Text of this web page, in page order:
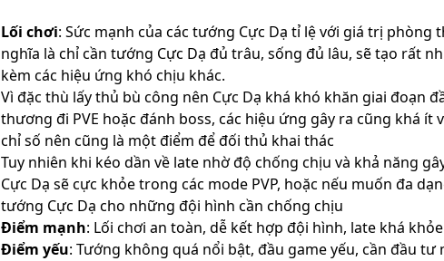
Lối chơi: Sức mạnh của các tướng Cực Dạ tỉ lệ với giá trị phòng
nghĩa là chỉ cần tướng Cực Dạ đủ trâu, sống đủ lâu, sẽ tạo rất
kèm các hiệu ứng khó chịu khác.
Vì đặc thù lấy thủ bù công nên Cực Dạ khá khó khăn giai đoạn
thương đi PVE hoặc đánh boss, các hiệu ứng gây ra cũng khá ít
chỉ số nên cũng là một điểm để đối thủ khai thác
Tuy nhiên khi kéo dần về late nhờ độ chống chịu và khả năng
Cực Dạ sẽ cực khỏe trong các mode PVP, hoặc nếu muốn đa
tướng Cực Dạ cho những đội hình cần chống chịu
Điểm mạnh: Lối chơi an toàn, dễ kết hợp đội hình, late khá khỏe
Điểm yếu: Tướng không quá nổi bật, đầu game yếu, cần đầu tư